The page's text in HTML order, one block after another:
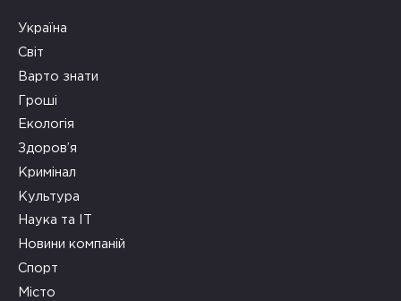
Україна
Світ
Варто знати
Гроші
Екологія
Здоров’я
Кримінал
Культура
Наука та ІТ
Новини компаній
Спорт
Місто